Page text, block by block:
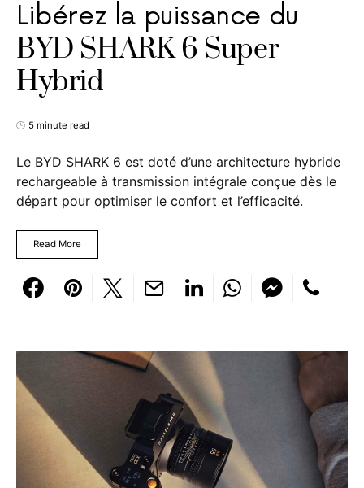
Libérez la puissance du
BYD SHARK 6 Super
Hybrid
5 minute read
Le BYD SHARK 6 est doté d’une architecture hybride
rechargeable à transmission intégrale conçue dès le
départ pour optimiser le confort et l’efficacité.
Read More